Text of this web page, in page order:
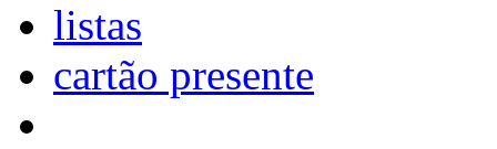
listas
cartão presente